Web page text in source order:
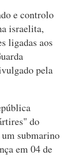
e controlo
israelita,
ligadas aos
pela
do
submarino
em 04 de